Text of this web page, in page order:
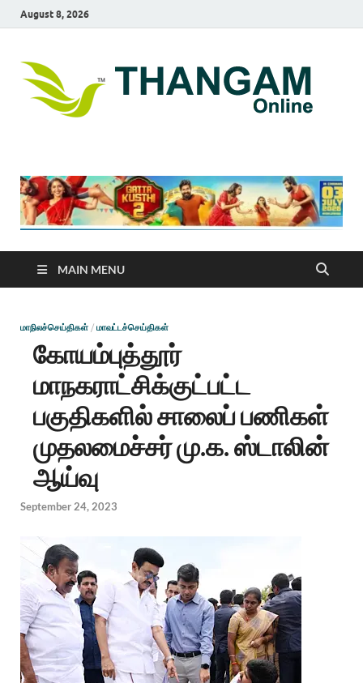
August 8, 2026
MAIN MENU
மாநிலச்செய்திகள் / மாவட்டச்செய்திகள்
கோயம்புத்தூர்
மாநகராட்சிக்குட்பட்ட
பகுதிகளில் சாலைப் பணிகள்
முதலமைச்சர் மு.க. ஸ்டாலின்
ஆய்வு
September 24, 2023